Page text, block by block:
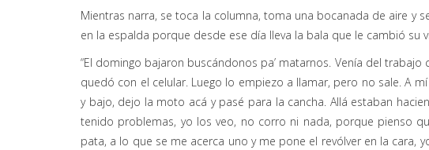
Mientras narra, se toca la columna, toma una bocanada de aire y
en la espalda porque desde ese día lleva la bala que le cambió su
“El domingo bajaron buscándonos pa’ matarnos. Venía del
quedó con el celular. Luego lo empiezo a llamar, pero no sale. A
y bajo, dejo la moto acá y pasé para la cancha. Allá estaban
tenido problemas, yo los veo, no corro ni nada, porque pienso
pata, a lo que se me acerca uno y me pone el revólver en la cara,